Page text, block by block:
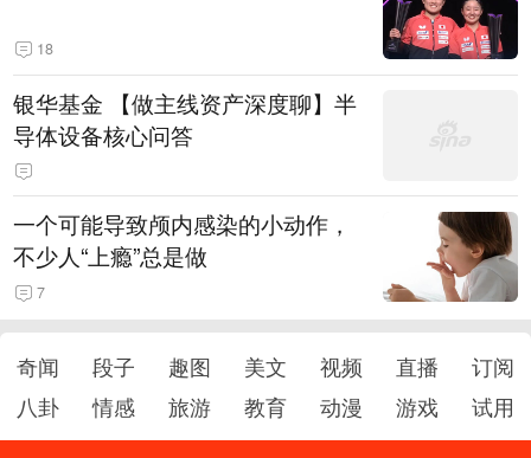
18
银华基金 【做主线资产深度聊】半
导体设备核心问答
一个可能导致颅内感染的小动作，
不少人“上瘾”总是做
7
奇闻 段子 趣图 美文 视频 直播
订阅
八卦
情感 旅游 教育 动漫 游戏 试用